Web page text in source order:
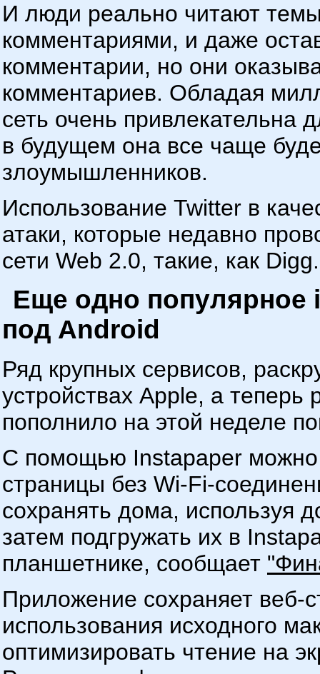
И люди реально читают
комментариями, и даже
комментарии, но они
комментариев. Обладая
сеть очень привлекательна
в будущем она все чаще
злоумышленников.
Использование Twitter в
атаки, которые недавно
сети Web 2.0, такие, как
Еще одно популярное
под Android
Ряд крупных сервисов,
устройствах Apple, а теперь
пополнило на этой неделе
С помощью Instapaper можно
страницы без Wi-Fi-
сохранять дома, используя
затем подгружать их в
планшетнике, сообщает
Приложение сохраняет веб-
использования исходного
оптимизировать чтение на